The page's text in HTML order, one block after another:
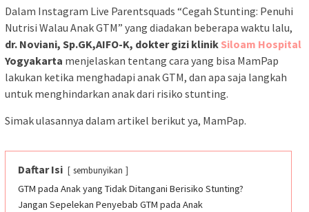
Dalam Instagram Live Parentsquads “Cegah Stunting: Penuhi
Nutrisi Walau Anak GTM” yang diadakan beberapa waktu lalu,
dr. Noviani, Sp.GK,AIFO-K, dokter gizi klinik Siloam Hospital
Yogyakarta menjelaskan tentang cara yang bisa MamPap
lakukan ketika menghadapi anak GTM, dan apa saja langkah
untuk menghindarkan anak dari risiko stunting.
Simak ulasannya dalam artikel berikut ya, MamPap.
Daftar Isi sembunyikan
GTM pada Anak yang Tidak Ditangani Berisiko Stunting?
Jangan Sepelekan Penyebab GTM pada Anak